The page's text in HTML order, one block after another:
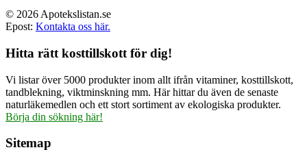
© 2026 Apotekslistan.se
Epost: Kontakta oss här.
Hitta rätt kosttillskott för dig!
Vi listar över 5000 produkter inom allt ifrån vitaminer, kosttillskott,
tandblekning, viktminskning mm. Här hittar du även de senaste
naturläkemedlen och ett stort sortiment av ekologiska produkter.
Börja din sökning här!
Sitemap